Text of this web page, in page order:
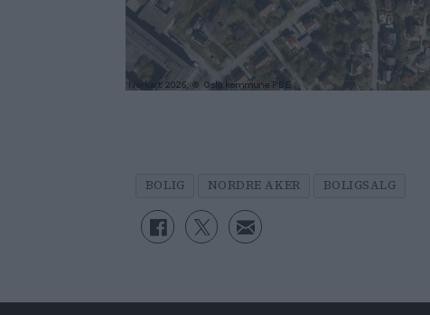
BOLIG NORDRE AKER BOLIGSALG